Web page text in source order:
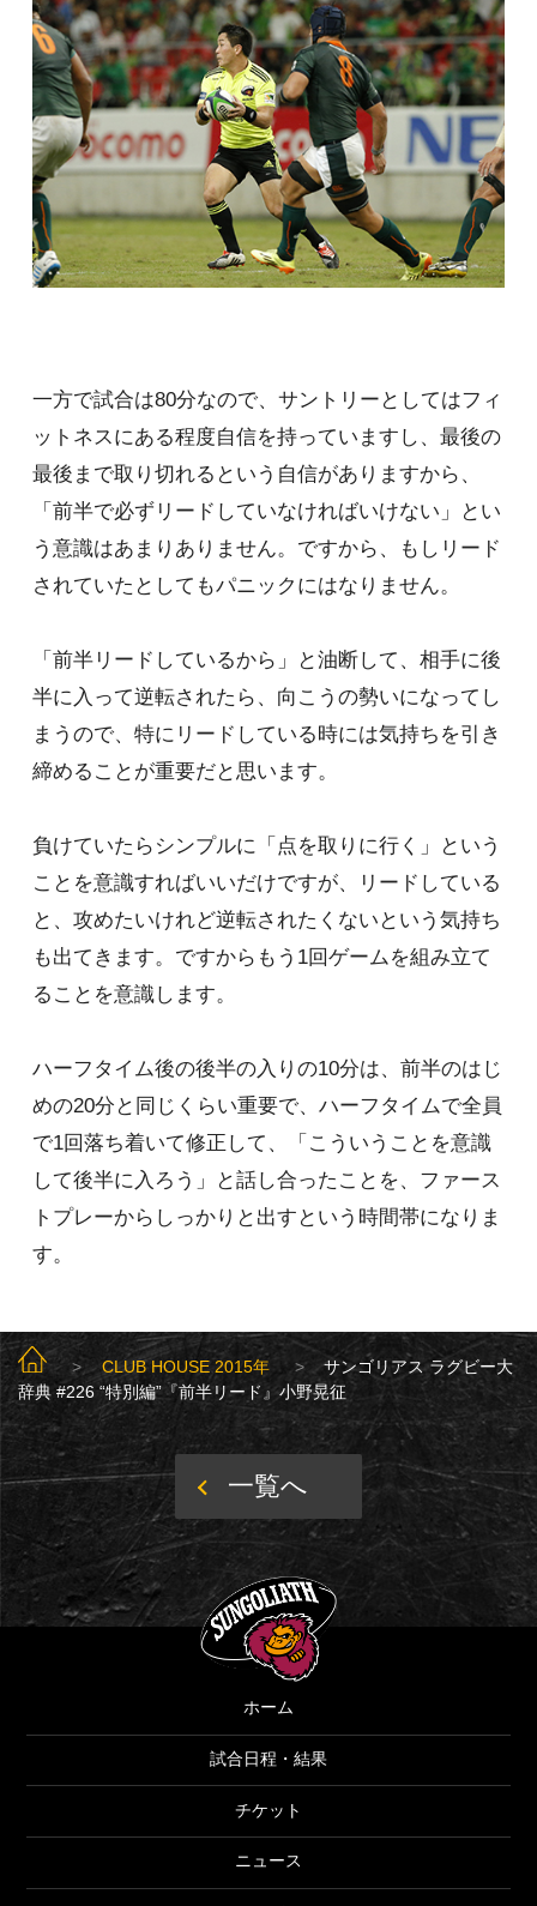
SUNGOLIATH TOP
CLUB HOUSE 2015年
サンゴリアス ラグビー大
辞典 #226 “特別編”『前半リード』小野晃征
一方で試合は80分なので、サントリーとしてはフィ
ットネスにある程度自信を持っていますし、最後の
最後まで取り切れるという自信がありますから、
「前半で必ずリードしていなければいけない」とい
う意識はあまりありません。ですから、もしリード
されていたとしてもパニックにはなりません。
「前半リードしているから」と油断して、相手に後
半に入って逆転されたら、向こうの勢いになってし
まうので、特にリードしている時には気持ちを引き
締めることが重要だと思います。
負けていたらシンプルに「点を取りに行く」という
ことを意識すればいいだけですが、リードしている
と、攻めたいけれど逆転されたくないという気持ち
も出てきます。ですからもう1回ゲームを組み立て
ることを意識します。
ハーフタイム後の後半の入りの10分は、前半のはじ
めの20分と同じくらい重要で、ハーフタイムで全員
で1回落ち着いて修正して、「こういうことを意識
して後半に入ろう」と話し合ったことを、ファース
トプレーからしっかりと出すという時間帯になりま
す。
一覧へ
SUNGOLIATH
ホーム
試合日程・結果
チケット
ニュース